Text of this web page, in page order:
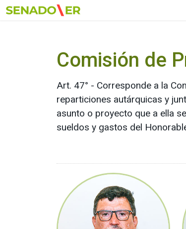
Ir al menú principal
Comisión de
Art. 47° - Corresponde a la
reparticiones autárquicas y
asunto o proyecto que a ella
sueldos y gastos del